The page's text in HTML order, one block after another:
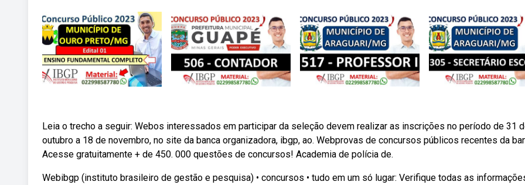
Leia o trecho a seguir: Webos interessados em participar da seleção devem realizar as inscrições no período de 31
outubro a 18 de novembro, no site da banca organizadora, ibgp, ao. Webprovas de concursos públicos recentes da
Acesse gratuitamente + de 450. 000 questões de concursos! Academia de polícia de.
Webibgp (instituto brasileiro de gestão e pesquisa) • concursos • tudo em um só lugar: Verifique todas as